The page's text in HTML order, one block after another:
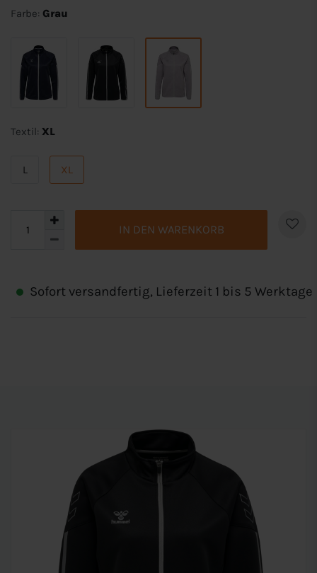
Farbe: Grau
Textil: XL
L XL
IN DEN WARENKORB
Sofort versandfertig, Lieferzeit 1 bis 5 Werktage